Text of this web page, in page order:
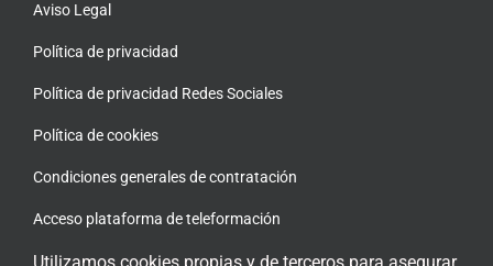
Aviso Legal
Política de privacidad
Política de privacidad Redes Sociales
Política de cookies
Condiciones generales de contratación
Acceso plataforma de teleformación